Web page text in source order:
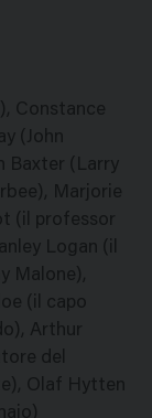
Constance
(John
Baxter (Larry
Marjorie
(il professor
Logan (il
Malone),
(il capo
Arthur
del
Olaf Hytten